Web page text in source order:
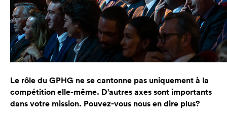
Le rôle du GPHG ne se cantonne pas uniquement à la
compétition elle-même. D’autres axes sont importants
dans votre mission. Pouvez-vous nous en dire plus?